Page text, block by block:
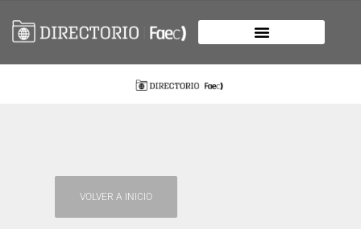
VOLVER A INICIO